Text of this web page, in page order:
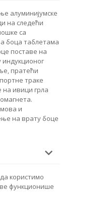
алуминијумске
на следећи
са
боца таблетама
поставе на
пратећи
траке
на ивици грла
и
на врату боце
користимо
функционише